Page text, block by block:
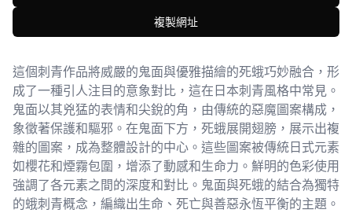
複製網址
這個刺青作品將威嚴的鬼面與優雅描繪的死蛾巧妙融合，形
成了一種引人注目的意象對比，這在日本刺青風格中常見。
鬼面以其兇猛的表情和尖銳的角，由傳統的惡魔圖案構成，
象徵著保護和驅邪。在鬼面下方，死蛾展開翅膀，展示出複
雜的圖案，成為整體設計的中心。這些圖案被傳統日式元素
如櫻花和煙霧包圍，增添了動感和生命力。鮮明的色彩使用
強調了各元素之間的深度和對比。鬼面與死蛾的結合為獨特
的蛾刺青概念，編織出生命、死亡與善惡永恆平衡的主題。